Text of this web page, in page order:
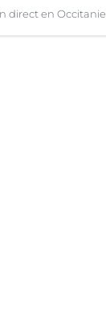
direct en Occitanie